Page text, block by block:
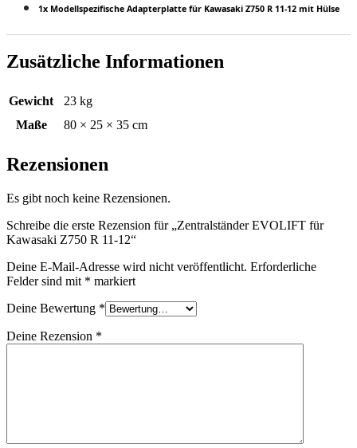
1x Modellspezifische Adapterplatte für Kawasaki Z750 R 11-12 mit Hülse
Zusätzliche Informationen
Gewicht
23 kg
Maße
80 × 25 × 35 cm
Rezensionen
Es gibt noch keine Rezensionen.
Schreibe die erste Rezension für „Zentralständer EVOLIFT für
Kawasaki Z750 R 11-12“
Deine E-Mail-Adresse wird nicht veröffentlicht. Erforderliche
Felder sind mit * markiert
Deine Bewertung *
Deine Rezension *